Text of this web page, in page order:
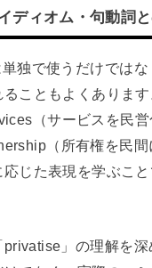
ディオム・句動詞
単独で使うだけでは
こともよくあります
（サービスを民
（所有権を民間
じた表現を学ぶこ
privatise」の理解を